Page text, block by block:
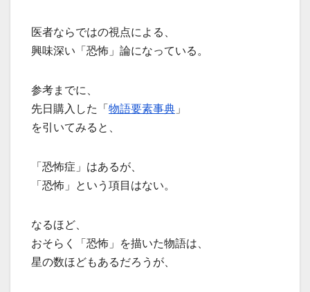
医者ならではの視点による、
興味深い「恐怖」論になっている。
参考までに、
先日購入した「物語要素事典 」
を引いてみると、
「恐怖症」はあるが、
「恐怖」という項目はない。
なるほど、
おそらく「恐怖」を描いた物語は、
星の数ほどもあるだろうが、